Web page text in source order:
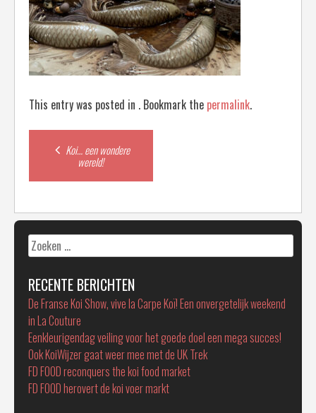
This entry was posted in . Bookmark the permalink.
Post
navigation
Koi… een wondere
wereld!
Zoeken
naar:
RECENTE BERICHTEN
De Franse Koi Show, vive la Carpe Koï! Een onvergetelijk weekend
in La Couture
Eenkleurigendag veiling voor het goede doel een mega succes!
Ook KoiWijzer gaat weer mee met de UK Trek
FD FOOD reconquers the koi food market
FD FOOD herovert de koi voer markt